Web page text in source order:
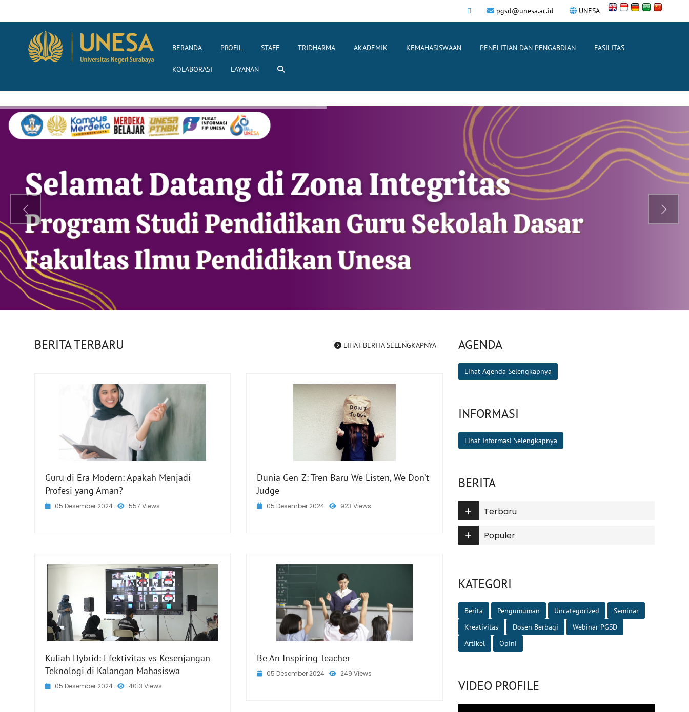
UNESA
pgsd@unesa.ac.id
BERANDA PROFIL STAFF TRIDHARMA AKADEMIK KEMAHASISWAAN PENELITIAN DAN PENGABDIAN FASILITAS
KOLABORASI LAYANAN
BERITA TERBARU LIHAT BERITA SELENGKAPNYA
Guru di Era Modern: Apakah Menjadi
Profesi yang Aman?
05 Desember 2024 557 Views
Dunia Gen-Z: Tren Baru We Listen, We Don’t
Judge
05 Desember 2024 923 Views
Kuliah Hybrid: Efektivitas vs Kesenjangan
Teknologi di Kalangan Mahasiswa
05 Desember 2024 4013 Views
Be An Inspiring Teacher
05 Desember 2024 249 Views
AGENDA
Lihat Agenda Selengkapnya
INFORMASI
Lihat Informasi Selengkapnya
BERITA
Terbaru
Populer
KATEGORI
Berita Pengumuman Uncategorized
Seminar
Kreativitas
Dosen Berbagi
Webinar PGSD
Artikel
Opini
VIDEO PROFILE